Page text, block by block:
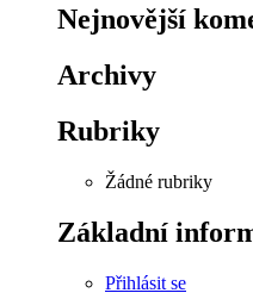
Nejnovější
Archivy
Rubriky
Žádné rubriky
Základní
Přihlásit se